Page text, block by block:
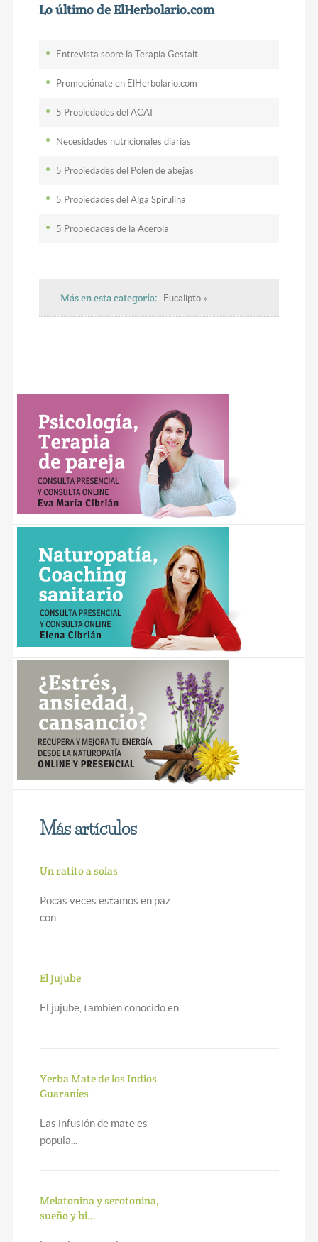
Lo último de ElHerbolario.com
Entrevista sobre la Terapia Gestalt
Promociónate en ElHerbolario.com
5 Propiedades del ACAI
Necesidades nutricionales diarias
5 Propiedades del Polen de abejas
5 Propiedades del Alga Spirulina
5 Propiedades de la Acerola
Más en esta categoría: Eucalipto »
Más artículos
Un ratito a solas
Pocas veces estamos en paz
con...
El Jujube
El jujube, también conocido en...
Yerba Mate de los Indios
Guaraníes
Las infusión de mate es
popula...
Melatonina y serotonina,
sueño y bi…